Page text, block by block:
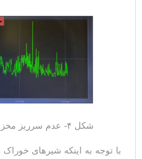
شکل ۴- عدم سرریز مخزن در بازه یک ماهه